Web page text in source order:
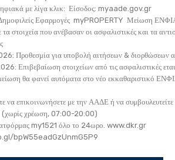
κλικ: Είσοδος: myaade.gov.gr
Εφαρμογές myPROPERTY Μείωση
στοιχεία που ανέβασαν οι ασφαλιστικές και τα
Προθεσμία για υποβολή αιτήσεων & διορθώσεων
Επιβεβαίωση στοιχείων από τις ασφαλιστικές
θα φανεί αυτόματα στο νέο εκκαθαριστικό
να επικοινωνήσετε με την ΑΑΔΕ ή να
(χωρίς χρέωση, 07:00-20:00)
my1521 όλο το 24ωρο. www.dkr.gr
bpW55eadGzUnmG5P9